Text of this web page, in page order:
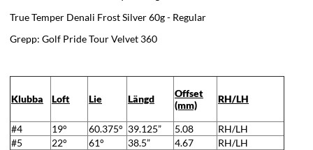
True Temper Denali Frost Silver 60g - Regular
Grepp: Golf Pride Tour Velvet 360
Klubba Loft Lie Längd
Offset
(mm)
RH/LH
#4 19° 60.375° 39.125” 5.08
RH/LH
#5
22° 61° 38.5” 4.67
RH/LH